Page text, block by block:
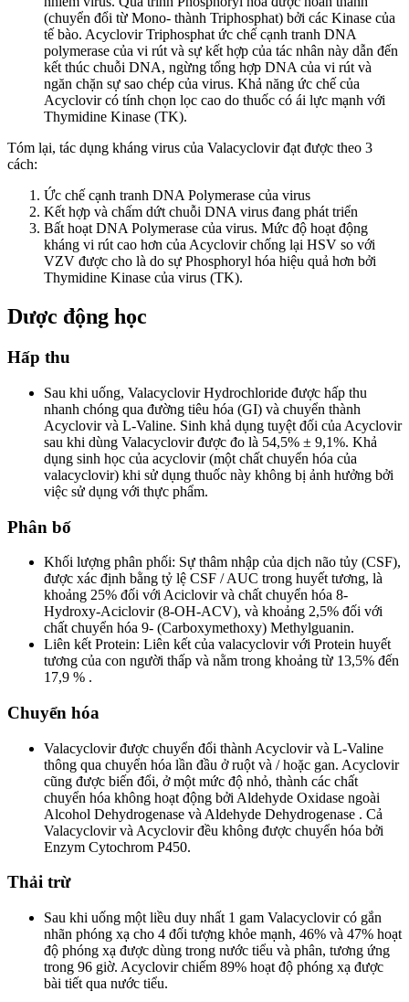
(chuyển đổi từ Mono- thành Triphosphat) bởi các Kinase của
tế bào. Acyclovir Triphosphat ức chế cạnh tranh DNA
polymerase của vi rút và sự kết hợp của tác nhân này dẫn đến
kết thúc chuỗi DNA, ngừng tổng hợp DNA của vi rút và
ngăn chặn sự sao chép của virus. Khả năng ức chế của
Acyclovir có tính chọn lọc cao do thuốc có ái lực mạnh với
Thymidine Kinase (TK).
Tóm lại, tác dụng kháng virus của Valacyclovir đạt được theo 3
cách:
Ức chế cạnh tranh DNA Polymerase của virus
Kết hợp và chấm dứt chuỗi DNA virus đang phát triển
Bất hoạt DNA Polymerase của virus. Mức độ hoạt động
kháng vi rút cao hơn của Acyclovir chống lại HSV so với
VZV được cho là do sự Phosphoryl hóa hiệu quả hơn bởi
Thymidine Kinase của virus (TK).
Dược động học
Hấp thu
Sau khi uống, Valacyclovir Hydrochloride được hấp thu
nhanh chóng qua đường tiêu hóa (GI) và chuyển thành
Acyclovir và L-Valine. Sinh khả dụng tuyệt đối của Acyclovir
sau khi dùng Valacyclovir được đo là 54,5% ± 9,1%. Khả
dụng sinh học của acyclovir (một chất chuyển hóa của
valacyclovir) khi sử dụng thuốc này không bị ảnh hưởng bởi
việc sử dụng với thực phẩm.
Phân bố
Khối lượng phân phối: Sự thâm nhập của dịch não tủy (CSF),
được xác định bằng tỷ lệ CSF / AUC trong huyết tương, là
khoảng 25% đối với Aciclovir và chất chuyển hóa 8-
Hydroxy-Aciclovir (8-OH-ACV), và khoảng 2,5% đối với
chất chuyển hóa 9- (Carboxymethoxy) Methylguanin.
Liên kết Protein: Liên kết của valacyclovir với Protein huyết
tương của con người thấp và nằm trong khoảng từ 13,5% đến
17,9 % .
Chuyển hóa
Valacyclovir được chuyển đổi thành Acyclovir và L-Valine
thông qua chuyển hóa lần đầu ở ruột và / hoặc gan. Acyclovir
cũng được biến đổi, ở một mức độ nhỏ, thành các chất
chuyển hóa không hoạt động bởi Aldehyde Oxidase ngoài
Alcohol Dehydrogenase và Aldehyde Dehydrogenase . Cả
Valacyclovir và Acyclovir đều không được chuyển hóa bởi
Enzym Cytochrom P450.
Thải trừ
Sau khi uống một liều duy nhất 1 gam Valacyclovir có gắn
nhãn phóng xạ cho 4 đối tượng khỏe mạnh, 46% và 47% hoạt
độ phóng xạ được dùng trong nước tiểu và phân, tương ứng
trong 96 giờ. Acyclovir chiếm 89% hoạt độ phóng xạ được
bài tiết qua nước tiểu.